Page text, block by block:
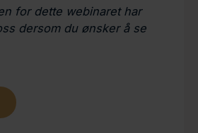
for dette webinaret har
dersom du ønsker å se